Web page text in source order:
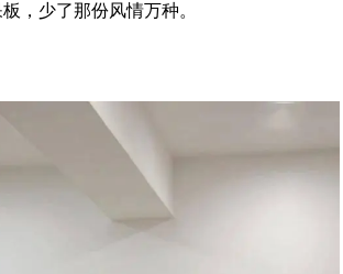
，少了那份风情万种。